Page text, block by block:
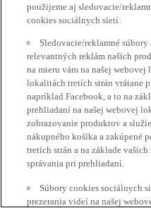
použijeme aj sledovacie/
cookies sociálnych sietí:
Sledovacie/reklamné
relevantných reklám našich
na mieru vám na našej
lokalitách tretích strán vrátane
napríklad Facebook, a to na
prehliadaní na našej webovej
zobrazovanie produktov a
nákupného košíka a zakúpené
tretích strán a na základe
správania pri prehliadaní.
Súbory cookies sociálnych
prezerania videí na našej